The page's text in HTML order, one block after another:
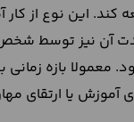
کند. این نوع از
آن نیز توسط شخص
بازه زمانی
آموزش یا ارتقای